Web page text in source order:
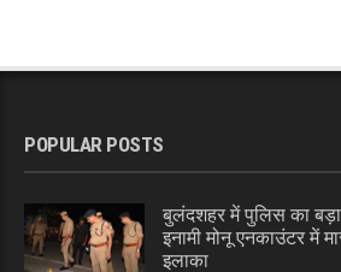
POPULAR POSTS
बुलंदशहर में पुलिस का
इनामी मोनू एनकाउंटर में
इलाका